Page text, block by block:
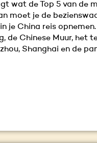
wat de Top 5 van de
moet je de
je China reis
de Chinese Muur, het
Shanghai en de